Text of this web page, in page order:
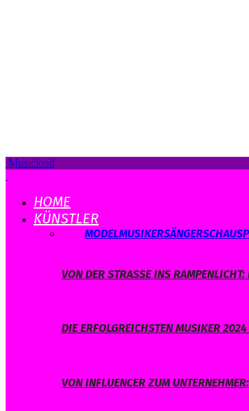
Musicload
HOME
KÜNSTLER
MODELMUSIKERSÄNGER
VON DER STRASSE INS RAMPENLICHT:
DIE ERFOLGREICHSTEN MUSIKER
VON INFLUENCER ZUM